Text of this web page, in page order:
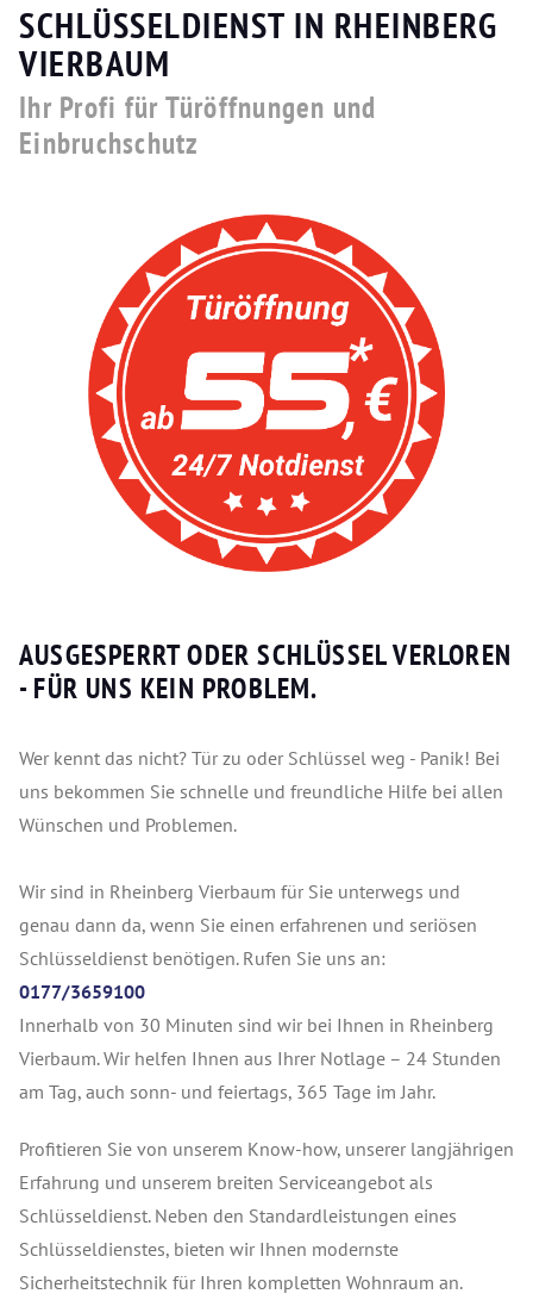
SCHLÜSSELDIENST IN RHEINBERG
VIERBAUM
Ihr Profi für Türöffnungen und
Einbruchschutz
AUSGESPERRT ODER SCHLÜSSEL VERLOREN
- FÜR UNS KEIN PROBLEM.
Wer kennt das nicht? Tür zu oder Schlüssel weg - Panik! Bei
uns bekommen Sie schnelle und freundliche Hilfe bei allen
Wünschen und Problemen.
Wir sind in Rheinberg Vierbaum für Sie unterwegs und
genau dann da, wenn Sie einen erfahrenen und seriösen
Schlüsseldienst benötigen. Rufen Sie uns an:
0177/3659100
Innerhalb von 30 Minuten sind wir bei Ihnen in Rheinberg
Vierbaum. Wir helfen Ihnen aus Ihrer Notlage – 24 Stunden
am Tag, auch sonn- und feiertags, 365 Tage im Jahr.
Profitieren Sie von unserem Know-how, unserer langjährigen
Erfahrung und unserem breiten Serviceangebot als
Schlüsseldienst. Neben den Standardleistungen eines
Schlüsseldienstes, bieten wir Ihnen modernste
Sicherheitstechnik für Ihren kompletten Wohnraum an.